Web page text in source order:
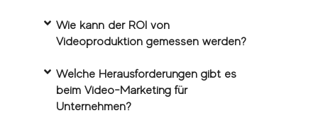
Wie kann der ROI von
Videoproduktion gemessen werden?
Welche Herausforderungen gibt es
beim Video-Marketing für
Unternehmen?